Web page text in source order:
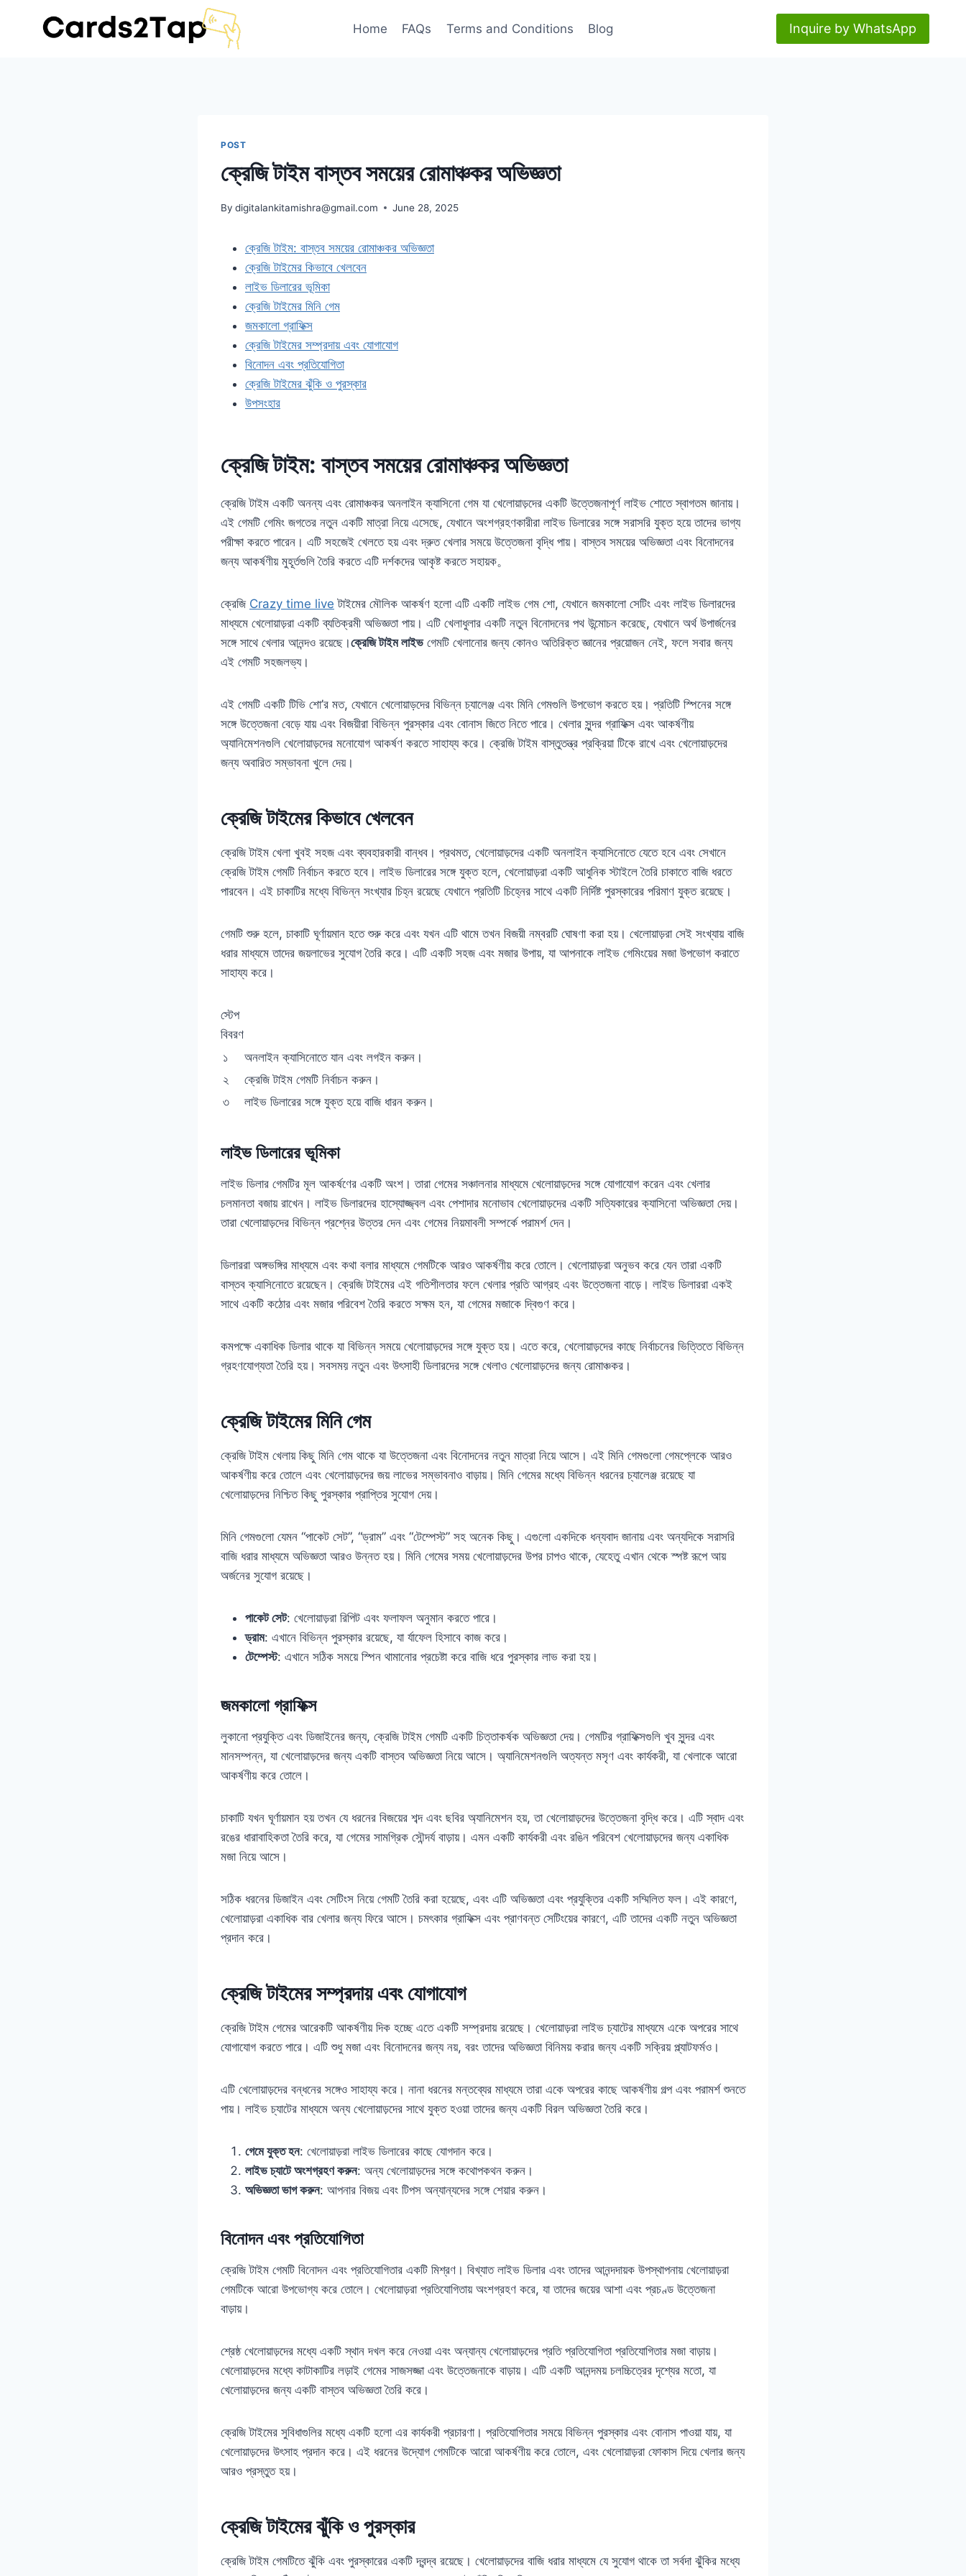
Home FAQs Terms and Conditions Blog Inquire by WhatsApp
POST
ক্রেজি টাইম বাস্তব সময়ের রোমাঞ্চকর অভিজ্ঞতা
By digitalankitamishra@gmail.com June 28, 2025
ক্রেজি টাইম: বাস্তব সময়ের রোমাঞ্চকর অভিজ্ঞতা
ক্রেজি টাইমের কিভাবে খেলবেন
লাইভ ডিলারের ভূমিকা
ক্রেজি টাইমের মিনি গেম
জমকালো গ্রাফিক্স
ক্রেজি টাইমের সম্প্রদায় এবং যোগাযোগ
বিনোদন এবং প্রতিযোগিতা
ক্রেজি টাইমের ঝুঁকি ও পুরস্কার
উপসংহার
ক্রেজি টাইম: বাস্তব সময়ের রোমাঞ্চকর অভিজ্ঞতা
ক্রেজি টাইম একটি অনন্য এবং রোমাঞ্চকর অনলাইন ক্যাসিনো গেম যা খেলোয়াড়দের একটি উত্তেজনাপূর্ণ লাইভ শোতে স্বাগতম জানায়।
এই গেমটি গেমিং জগতের নতুন একটি মাত্রা নিয়ে এসেছে, যেখানে অংশগ্রহণকারীরা লাইভ ডিলারের সঙ্গে সরাসরি যুক্ত হয়ে তাদের ভাগ্য
পরীক্ষা করতে পারেন। এটি সহজেই খেলতে হয় এবং দ্রুত খেলার সময়ে উত্তেজনা বৃদ্ধি পায়। বাস্তব সময়ের অভিজ্ঞতা এবং বিনোদনের
জন্য আকর্ষণীয় মুহূর্তগুলি তৈরি করতে এটি দর্শকদের আকৃষ্ট করতে সহায়ক。
ক্রেজি Crazy time live টাইমের মৌলিক আকর্ষণ হলো এটি একটি লাইভ গেম শো, যেখানে জমকালো সেটিং এবং লাইভ ডিলারদের
মাধ্যমে খেলোয়াড়রা একটি ব্যতিক্রমী অভিজ্ঞতা পায়। এটি খেলাধুলার একটি নতুন বিনোদনের পথ উন্মোচন করেছে, যেখানে অর্থ উপার্জনের
সঙ্গে সাথে খেলার আনন্দও রয়েছে।ক্রেজি টাইম লাইভগেমটি খেলানোর জন্য কোনও অতিরিক্ত জ্ঞানের প্রয়োজন নেই, ফলে সবার জন্য
এই গেমটি সহজলভ্য।
এই গেমটি একটি টিভি শো’র মত, যেখানে খেলোয়াড়দের বিভিন্ন চ্যালেঞ্জ এবং মিনি গেমগুলি উপভোগ করতে হয়। প্রতিটি স্পিনের সঙ্গে
সঙ্গে উত্তেজনা বেড়ে যায় এবং বিজয়ীরা বিভিন্ন পুরস্কার এবং বোনাস জিতে নিতে পারে। খেলার সুন্দর গ্রাফিক্স এবং আকর্ষণীয়
অ্যানিমেশনগুলি খেলোয়াড়দের মনোযোগ আকর্ষণ করতে সাহায্য করে। ক্রেজি টাইম বাস্তুতন্ত্র প্রক্রিয়া টিকে রাখে এবং খেলোয়াড়দের
জন্য অবারিত সম্ভাবনা খুলে দেয়।
ক্রেজি টাইমের কিভাবে খেলবেন
ক্রেজি টাইম খেলা খুবই সহজ এবং ব্যবহারকারী বান্ধব। প্রথমত, খেলোয়াড়দের একটি অনলাইন ক্যাসিনোতে যেতে হবে এবং সেখানে
ক্রেজি টাইম গেমটি নির্বাচন করতে হবে। লাইভ ডিলারের সঙ্গে যুক্ত হলে, খেলোয়াড়রা একটি আধুনিক স্টাইলে তৈরি চাকাতে বাজি ধরতে
পারবেন। এই চাকাটির মধ্যে বিভিন্ন সংখ্যার চিহ্ন রয়েছে যেখানে প্রতিটি চিহ্নের সাথে একটি নির্দিষ্ট পুরস্কারের পরিমাণ যুক্ত রয়েছে।
গেমটি শুরু হলে, চাকাটি ঘূর্ণায়মান হতে শুরু করে এবং যখন এটি থামে তখন বিজয়ী নম্বরটি ঘোষণা করা হয়। খেলোয়াড়রা সেই সংখ্যায় বাজি
ধরার মাধ্যমে তাদের জয়লাভের সুযোগ তৈরি করে। এটি একটি সহজ এবং মজার উপায়, যা আপনাকে লাইভ গেমিংয়ের মজা উপভোগ করাতে
সাহায্য করে।
স্টেপ
বিবরণ
১
অনলাইন ক্যাসিনোতে যান এবং লগইন করুন।
২
ক্রেজি টাইম গেমটি নির্বাচন করুন।
৩
লাইভ ডিলারের সঙ্গে যুক্ত হয়ে বাজি ধারন করুন।
লাইভ ডিলারের ভূমিকা
লাইভ ডিলার গেমটির মূল আকর্ষণের একটি অংশ। তারা গেমের সঞ্চালনার মাধ্যমে খেলোয়াড়দের সঙ্গে যোগাযোগ করেন এবং খেলার
চলমানতা বজায় রাখেন। লাইভ ডিলারদের হাস্যোজ্জ্বল এবং পেশাদার মনোভাব খেলোয়াড়দের একটি সত্যিকারের ক্যাসিনো অভিজ্ঞতা দেয়।
তারা খেলোয়াড়দের বিভিন্ন প্রশ্নের উত্তর দেন এবং গেমের নিয়মাবলী সম্পর্কে পরামর্শ দেন।
ডিলাররা অঙ্গভঙ্গির মাধ্যমে এবং কথা বলার মাধ্যমে গেমটিকে আরও আকর্ষণীয় করে তোলে। খেলোয়াড়রা অনুভব করে যেন তারা একটি
বাস্তব ক্যাসিনোতে রয়েছেন। ক্রেজি টাইমের এই গতিশীলতার ফলে খেলার প্রতি আগ্রহ এবং উত্তেজনা বাড়ে। লাইভ ডিলাররা একই
সাথে একটি কঠোর এবং মজার পরিবেশ তৈরি করতে সক্ষম হন, যা গেমের মজাকে দ্বিগুণ করে।
কমপক্ষে একাধিক ডিলার থাকে যা বিভিন্ন সময়ে খেলোয়াড়দের সঙ্গে যুক্ত হয়। এতে করে, খেলোয়াড়দের কাছে নির্বাচনের ভিত্তিতে বিভিন্ন
গ্রহণযোগ্যতা তৈরি হয়। সবসময় নতুন এবং উৎসাহী ডিলারদের সঙ্গে খেলাও খেলোয়াড়দের জন্য রোমাঞ্চকর।
ক্রেজি টাইমের মিনি গেম
ক্রেজি টাইম খেলায় কিছু মিনি গেম থাকে যা উত্তেজনা এবং বিনোদনের নতুন মাত্রা নিয়ে আসে। এই মিনি গেমগুলো গেমপ্লেকে আরও
আকর্ষণীয় করে তোলে এবং খেলোয়াড়দের জয় লাভের সম্ভাবনাও বাড়ায়। মিনি গেমের মধ্যে বিভিন্ন ধরনের চ্যালেঞ্জ রয়েছে যা
খেলোয়াড়দের নিশ্চিত কিছু পুরস্কার প্রাপ্তির সুযোগ দেয়।
মিনি গেমগুলো যেমন “পাকেট সেট”, “ড্রাম” এবং “টেম্পেস্ট” সহ অনেক কিছু। এগুলো একদিকে ধন্যবাদ জানায় এবং অন্যদিকে সরাসরি
বাজি ধরার মাধ্যমে অভিজ্ঞতা আরও উন্নত হয়। মিনি গেমের সময় খেলোয়াড়দের উপর চাপও থাকে, যেহেতু এখান থেকে স্পষ্ট রূপে আয়
অর্জনের সুযোগ রয়েছে।
পাকেট সেট: খেলোয়াড়রা রিপিট এবং ফলাফল অনুমান করতে পারে।
ড্রাম: এখানে বিভিন্ন পুরস্কার রয়েছে, যা র্যাফেল হিসাবে কাজ করে।
টেম্পেস্ট: এখানে সঠিক সময়ে স্পিন থামানোর প্রচেষ্টা করে বাজি ধরে পুরস্কার লাভ করা হয়।
জমকালো গ্রাফিক্স
লুকানো প্রযুক্তি এবং ডিজাইনের জন্য, ক্রেজি টাইম গেমটি একটি চিত্তাকর্ষক অভিজ্ঞতা দেয়। গেমটির গ্রাফিক্সগুলি খুব সুন্দর এবং
মানসম্পন্ন, যা খেলোয়াড়দের জন্য একটি বাস্তব অভিজ্ঞতা নিয়ে আসে। অ্যানিমেশনগুলি অত্যন্ত মসৃণ এবং কার্যকরী, যা খেলাকে আরো
আকর্ষণীয় করে তোলে।
চাকাটি যখন ঘূর্ণায়মান হয় তখন যে ধরনের বিজয়ের শব্দ এবং ছবির অ্যানিমেশন হয়, তা খেলোয়াড়দের উত্তেজনা বৃদ্ধি করে। এটি স্বাদ এবং
রঙের ধারাবাহিকতা তৈরি করে, যা গেমের সামগ্রিক সৌন্দর্য বাড়ায়। এমন একটি কার্যকরী এবং রঙিন পরিবেশ খেলোয়াড়দের জন্য একাধিক
মজা নিয়ে আসে।
সঠিক ধরনের ডিজাইন এবং সেটিংস নিয়ে গেমটি তৈরি করা হয়েছে, এবং এটি অভিজ্ঞতা এবং প্রযুক্তির একটি সম্মিলিত ফল। এই কারণে,
খেলোয়াড়রা একাধিক বার খেলার জন্য ফিরে আসে। চমৎকার গ্রাফিক্স এবং প্রাণবন্ত সেটিংয়ের কারণে, এটি তাদের একটি নতুন অভিজ্ঞতা
প্রদান করে।
ক্রেজি টাইমের সম্প্রদায় এবং যোগাযোগ
ক্রেজি টাইম গেমের আরেকটি আকর্ষণীয় দিক হচ্ছে এতে একটি সম্প্রদায় রয়েছে। খেলোয়াড়রা লাইভ চ্যাটের মাধ্যমে একে অপরের সাথে
যোগাযোগ করতে পারে। এটি শুধু মজা এবং বিনোদনের জন্য নয়, বরং তাদের অভিজ্ঞতা বিনিময় করার জন্য একটি সক্রিয় প্ল্যাটফর্মও।
এটি খেলোয়াড়দের বন্ধনের সঙ্গেও সাহায্য করে। নানা ধরনের মন্তব্যের মাধ্যমে তারা একে অপরের কাছে আকর্ষণীয় গল্প এবং পরামর্শ শুনতে
পায়। লাইভ চ্যাটের মাধ্যমে অন্য খেলোয়াড়দের সাথে যুক্ত হওয়া তাদের জন্য একটি বিরল অভিজ্ঞতা তৈরি করে।
গেমে যুক্ত হন: খেলোয়াড়রা লাইভ ডিলারের কাছে যোগদান করে।
লাইভ চ্যাটে অংশগ্রহণ করুন: অন্য খেলোয়াড়দের সঙ্গে কথোপকথন করুন।
অভিজ্ঞতা ভাগ করুন: আপনার বিজয় এবং টিপস অন্যান্যদের সঙ্গে শেয়ার করুন।
বিনোদন এবং প্রতিযোগিতা
ক্রেজি টাইম গেমটি বিনোদন এবং প্রতিযোগিতার একটি মিশ্রণ। বিখ্যাত লাইভ ডিলার এবং তাদের আনন্দদায়ক উপস্থাপনায় খেলোয়াড়রা
গেমটিকে আরো উপভোগ্য করে তোলে। খেলোয়াড়রা প্রতিযোগিতায় অংশগ্রহণ করে, যা তাদের জয়ের আশা এবং প্রচণ্ড উত্তেজনা
বাড়ায়।
শ্রেষ্ঠ খেলোয়াড়দের মধ্যে একটি স্থান দখল করে নেওয়া এবং অন্যান্য খেলোয়াড়দের প্রতি প্রতিযোগিতা প্রতিযোগিতার মজা বাড়ায়।
খেলোয়াড়দের মধ্যে কাটাকাটির লড়াই গেমের সাজসজ্জা এবং উত্তেজনাকে বাড়ায়। এটি একটি আনন্দময় চলচ্চিত্রের দৃশ্যের মতো, যা
খেলোয়াড়দের জন্য একটি বাস্তব অভিজ্ঞতা তৈরি করে।
ক্রেজি টাইমের সুবিধাগুলির মধ্যে একটি হলো এর কার্যকরী প্রচারণা। প্রতিযোগিতার সময়ে বিভিন্ন পুরস্কার এবং বোনাস পাওয়া যায়, যা
খেলোয়াড়দের উৎসাহ প্রদান করে। এই ধরনের উদ্যোগ গেমটিকে আরো আকর্ষণীয় করে তোলে, এবং খেলোয়াড়রা ফোকাস দিয়ে খেলার জন্য
আরও প্রস্তুত হয়।
ক্রেজি টাইমের ঝুঁকি ও পুরস্কার
ক্রেজি টাইম গেমটিতে ঝুঁকি এবং পুরস্কারের একটি দ্বন্দ্ব রয়েছে। খেলোয়াড়দের বাজি ধরার মাধ্যমে যে সুযোগ থাকে তা সর্বদা ঝুঁকির মধ্যে